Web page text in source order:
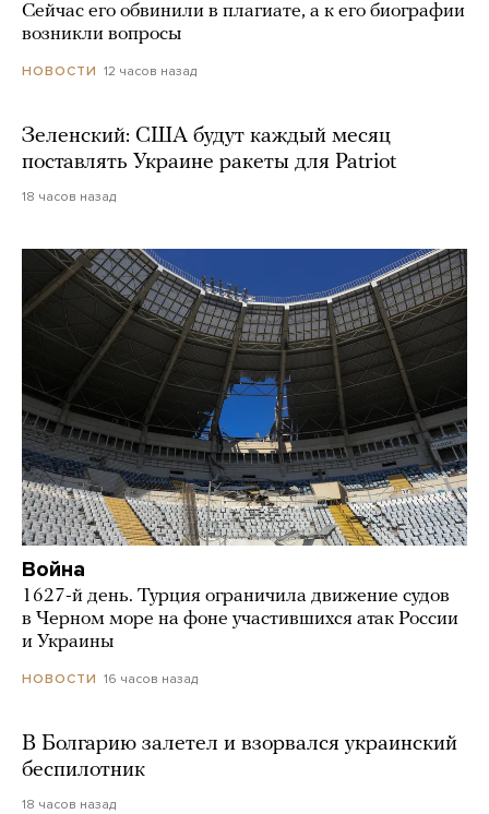
Сейчас его обвинили в плагиате, а к его биографии
возникли вопросы
НОВОСТИ 12 часов назад
Зеленский: США будут каждый месяц
поставлять Украине ракеты для Patriot
18 часов назад
Война
1627-й день. Турция ограничила движение судов
в Черном море на фоне участившихся атак России
и Украины
НОВОСТИ 16 часов назад
В Болгарию залетел и взорвался украинский
беспилотник
18 часов назад